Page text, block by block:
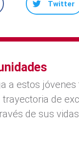
Twitter
a estos
de
de sus